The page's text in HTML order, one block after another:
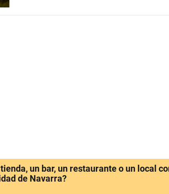
un bar, un restaurante o un local
de Navarra?